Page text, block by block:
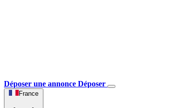
Déposer une annonce Déposer
France